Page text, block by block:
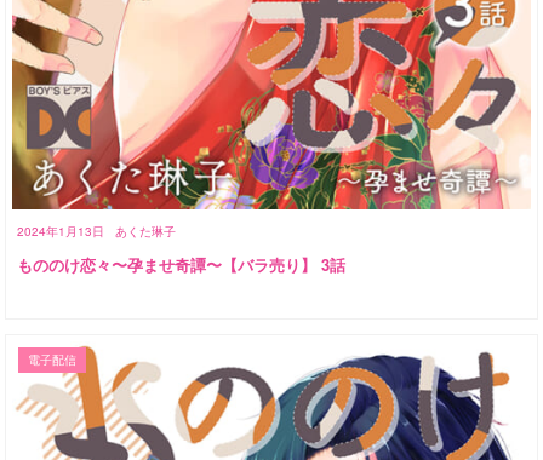
2024年1月13日 あくた琳子
もののけ恋々〜孕ませ奇譚〜【バラ売り】 3話
電子配信